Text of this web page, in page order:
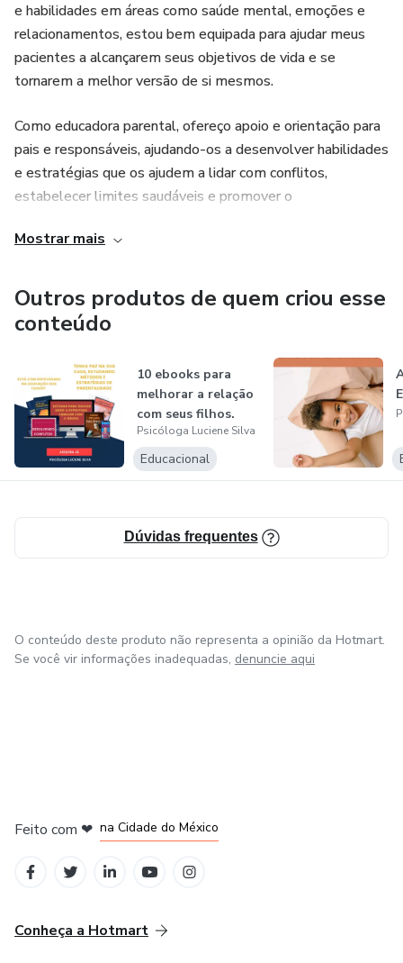
e habilidades em áreas como saúde mental, emoções e
relacionamentos, estou bem equipada para ajudar meus
pacientes a alcançarem seus objetivos de vida e se
tornarem a melhor versão de si mesmos.
Como educadora parental, ofereço apoio e orientação para
pais e responsáveis, ajudando-os a desenvolver habilidades
e estratégias que os ajudem a lidar com conflitos,
estabelecer limites saudáveis e promover o
de seus filhos.
Meu trabalho é recompensador, pois desempenho um
papel fundamental em ajudar as pessoas a lidar com
desafios emocionais e comportamentais, permitindo-lhes
Mostrar mais
Outros produtos de quem criou esse
conteúdo
10 ebooks para
melhorar a relação
com seus filhos.
Psicóloga Luciene Silva
Educacional
Dúvidas frequentes
O conteúdo deste produto não representa a opinião da Hotmart.
Se você vir informações inadequadas, denuncie aqui
Feito com ❤ na Cidade do México
Conheça a Hotmart